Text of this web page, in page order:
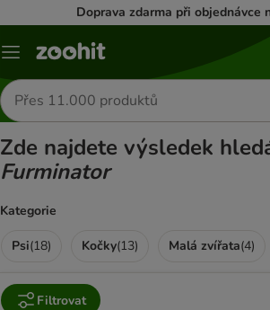
Doprava zdarma při objednávce
Menu
Hledat
produkty
Zde najdete výsledek
Furminator
Kategorie
Psi(18) Kočky(13) Malá zvířata(4)
Filtrovat